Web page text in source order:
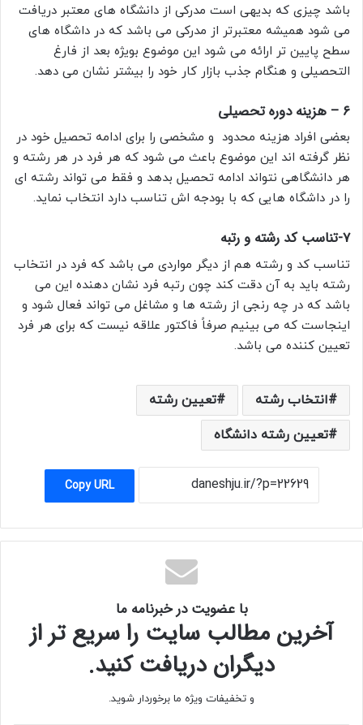
باشد چیزی که بدیهی است مدرکی از دانشگاه های معتبر دریافت
می شود همیشه معتبرتر از مدرکی می باشد که در داشگاه های
سطح پایین تر ارائه می شود این موضوع بویژه بعد از فارغ
التحصیلی و هنگام جذب بازار کار خود را بیشتر نشان می دهد.
۶ – هزینه دوره تحصیلی
بعضی افراد هزینه محدود و مشخصی را برای ادامه تحصیل خود در
نظر گرفته اند این موضوع باعث می شود که هر فرد در هر رشته و
هر دانشگاهی نتواند ادامه تحصیل بدهد و فقط می تواند رشته ای
را در داشگاه هایی که با بودجه اش تناسب دارد انتخاب نماید.
7-تناسب کد رشته و رتبه
تناسب کد و رشته هم از دیگر مواردی می باشد که فرد در انتخاب
رشته باید به آن دقت کند چون رتبه فرد نشان دهنده این می
باشد که در چه رنجی از رشته ها و مشاغل می تواند فعال شود و
اینجاست که می بینیم صرفاً فاکتور علاقه نیست که برای هر فرد
تعیین کننده می باشد.
انتخاب رشته
تعیین رشته
تعیین رشته دانشگاه
Copy URL
با عضویت در خبرنامه ما
آخرین مطالب سایت را سریع تر از
دیگران دریافت کنید.
و تخفیفات ویژه ما برخوردار شوید.